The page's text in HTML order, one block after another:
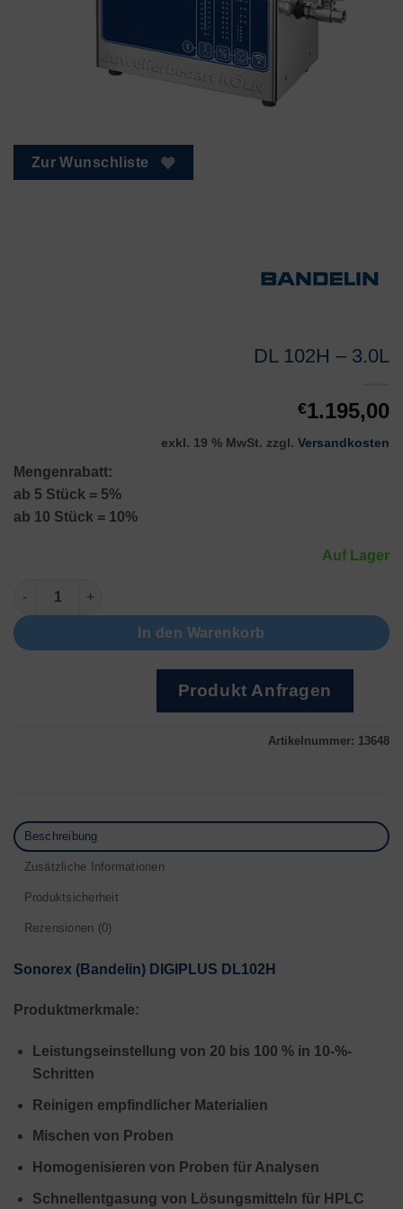
Zur Wunschliste
DL 102H – 3.0L
€1.195,00
exkl. 19 % MwSt. zzgl. Versandkosten
Mengenrabatt:
ab 5 Stück = 5%
ab 10 Stück = 10%
Auf Lager
DL 102H - 3.0L Menge
In den Warenkorb
Produkt Anfragen
Artikelnummer: 13648
Beschreibung
Zusätzliche Informationen
Produktsicherheit
Rezensionen (0)
Sonorex (Bandelin) DIGIPLUS DL102H
Produktmerkmale:
Leistungseinstellung von 20 bis 100 % in 10-%-
Schritten
Reinigen empfindlicher Materialien
Mischen von Proben
Homogenisieren von Proben für Analysen
Schnellentgasung von Lösungsmitteln für HPLC